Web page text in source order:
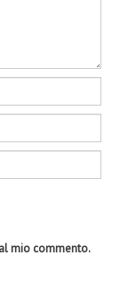
mio commento.